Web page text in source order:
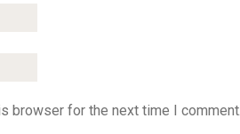
browser for the next time I comment.